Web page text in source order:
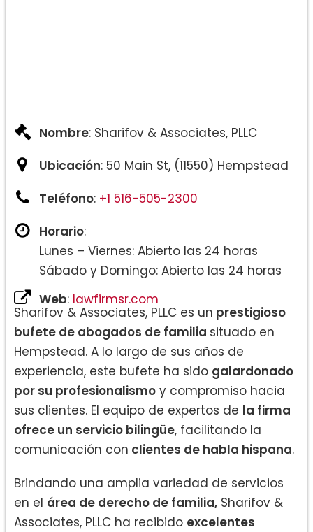
Nombre: Sharifov & Associates, PLLC
Ubicación: 50 Main St, (11550) Hempstead
Teléfono: +1 516-505-2300
Horario:
Lunes – Viernes: Abierto las 24 horas
Sábado y Domingo: Abierto las 24 horas
Web: lawfirmsr.com
Sharifov & Associates, PLLC es un prestigioso
bufete de abogados de familia situado en
Hempstead. A lo largo de sus años de
experiencia, este bufete ha sido galardonado
por su profesionalismo y compromiso hacia
sus clientes. El equipo de expertos de la firma
ofrece un servicio bilingüe, facilitando la
comunicación con clientes de habla hispana.
Brindando una amplia variedad de servicios
en el área de derecho de familia, Sharifov &
Associates, PLLC ha recibido excelentes